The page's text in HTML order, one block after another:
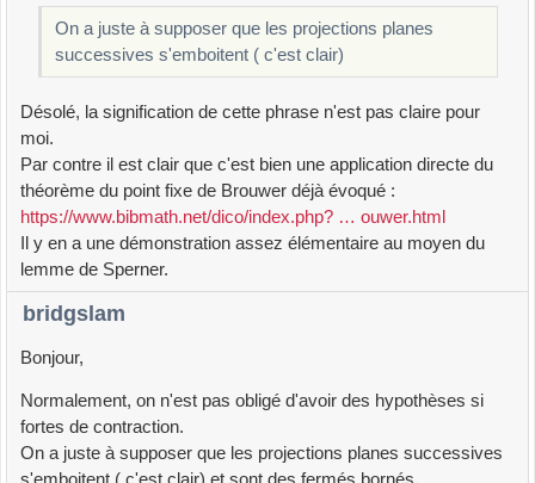
On a juste à supposer que les projections planes
successives s'emboitent ( c'est clair)
Désolé, la signification de cette phrase n'est pas claire pour
moi.
Par contre il est clair que c'est bien une application directe du
théorème du point fixe de Brouwer déjà évoqué :
https://www.bibmath.net/dico/index.php? … ouwer.html
Il y en a une démonstration assez élémentaire au moyen du
lemme de Sperner.
bridgslam
Bonjour,
Normalement, on n'est pas obligé d'avoir des hypothèses si
fortes de contraction.
On a juste à supposer que les projections planes successives
s'emboitent ( c'est clair) et sont des fermés bornés.